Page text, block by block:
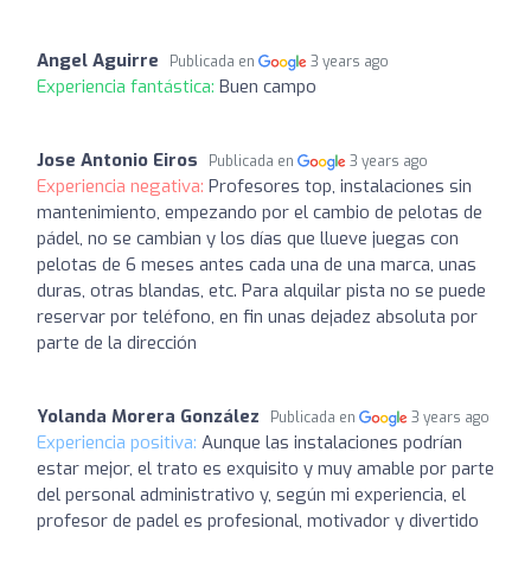
Angel Aguirre Publicada en 3 years ago
Experiencia fantástica: Buen campo
Jose Antonio Eiros Publicada en 3 years ago
Experiencia negativa: Profesores top, instalaciones sin
mantenimiento, empezando por el cambio de pelotas de
pádel, no se cambian y los días que llueve juegas con
pelotas de 6 meses antes cada una de una marca, unas
duras, otras blandas, etc. Para alquilar pista no se puede
reservar por teléfono, en fin unas dejadez absoluta por
parte de la dirección
Yolanda Morera González Publicada en 3 years ago
Experiencia positiva: Aunque las instalaciones podrían
estar mejor, el trato es exquisito y muy amable por parte
del personal administrativo y, según mi experiencia, el
profesor de padel es profesional, motivador y divertido